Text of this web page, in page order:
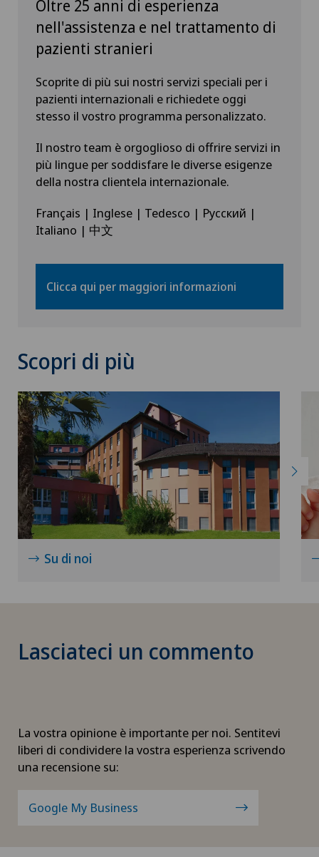
Oltre 25 anni di esperienza
nell'assistenza e nel trattamento di
pazienti stranieri
Scoprite di più sui nostri servizi speciali per i
pazienti internazionali e richiedete oggi
stesso il vostro programma personalizzato.
Il nostro team è orgoglioso di offrire servizi in
più lingue per soddisfare le diverse esigenze
della nostra clientela internazionale.
Français | Inglese | Tedesco | Русский |
Italiano | 中文
Clicca qui per maggiori informazioni
Scopri di più
Su di noi
Lasciateci un commento
La vostra opinione è importante per noi. Sentitevi
liberi di condividere la vostra esperienza scrivendo
una recensione su:
Google My Business